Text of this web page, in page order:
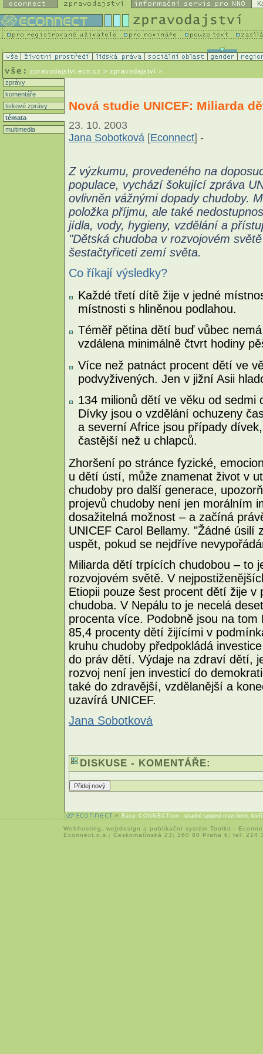
zpravodajstvi.ecn.cz > zpravodajství >
zprávy
komentáře
tiskové zprávy
témata
multimedia
Nová studie UNICEF: Miliarda
23. 10. 2003
Jana Sobotková [Econnect] -
Z výzkumu, provedeného na
populace, vychází šokující zpráva
ovlivněn vážnými dopady chudoby.
položka příjmu, ale také
jídla, vody, hygieny, vzdělání a
"Dětská chudoba v rozvojovém
šestačtyřiceti zemí světa.
Co říkají výsledky?
Každé třetí dítě žije v jedné
místnosti s hliněnou podlahou.
Téměř pětina dětí buď vůbec
vzdálena minimálně čtvrt hodiny
Více než patnáct procent dětí ve
podvyživených. Jen v jižní Asii
134 milionů dětí ve věku od sedmi
Dívky jsou o vzdělání ochuzeny
a severní Africe jsou případy
častější než u chlapců.
Zhoršení po stránce fyzické,
u dětí ústí, může znamenat život v
chudoby pro další generace,
projevů chudoby není jen morálním
dosažitelná možnost – a začíná
UNICEF Carol Bellamy. "Žádné
uspět, pokud se nejdříve
Miliarda dětí trpících chudobou – to
rozvojovém světě. V
Etiopii pouze šest procent dětí žije
chudoba. V Nepálu to je necelá
procenta více. Podobně jsou na
85,4 procenty dětí žijícími v
kruhu chudoby předpokládá
do práv dětí. Výdaje na zdraví dětí,
rozvoj není jen investicí do
také do zdravější, vzdělanější a
uzavírá UNICEF.
Jana Sobotková
DISKUSE - KOMENTÁŘE:
Easy CONNECTion - snadné spojení mezi lidmi,
Webhosting webdesign a publikační systém Toolkit -
Econnect,o.s.; Českomalínská 23; 160 00 Praha 6; tel: 224